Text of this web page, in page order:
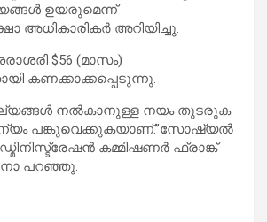
ഉയരുമെന്ന്
അറിയിച്ചു.
$56 (മാസം)
കണക്കാക്കപ്പെടുന്നു.
നൽകാനുള്ള നയം തുടരുക
പങ്കുവെക്കുകയാണ്.”സോഷ്യൽ
കമ്മിഷണർ ഫ്രാങ്ക്
പറഞ്ഞു.